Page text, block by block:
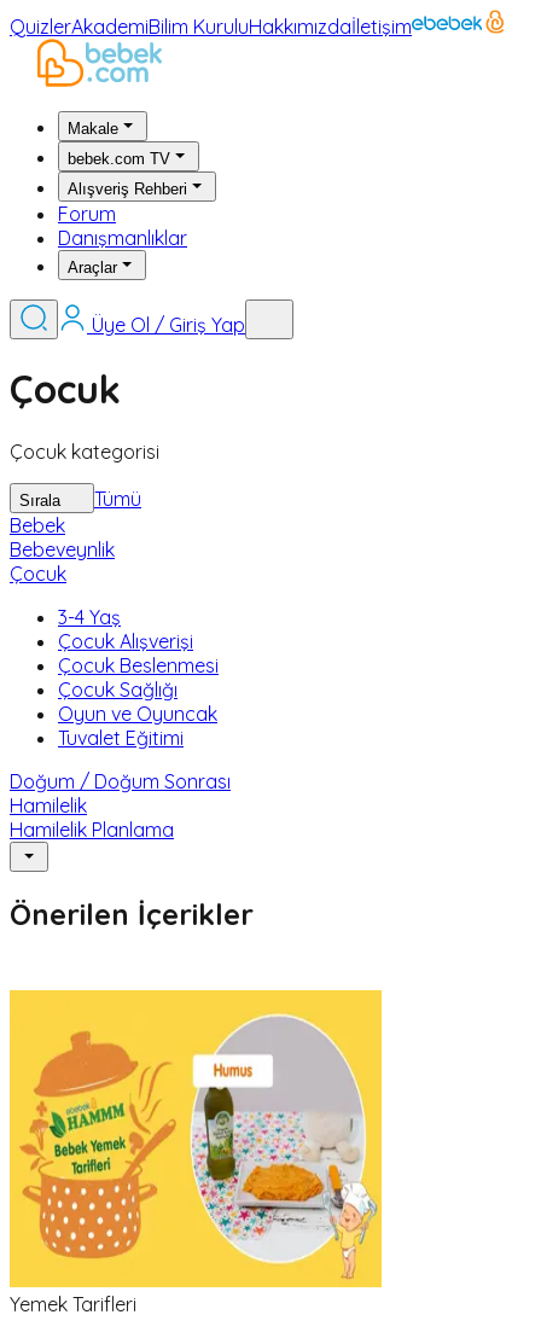
QuizlerAkademiBilim KuruluHakkımızdaİletişim
Makale
bebek.com TV
Alışveriş Rehberi
Forum
Danışmanlıklar
Araçlar
Üye Ol / Giriş Yap
Çocuk
Çocuk kategorisi
Sırala
Tümü
Bebek
Bebeveynlik
Çocuk
3-4 Yaş
Çocuk Alışverişi
Çocuk Beslenmesi
Çocuk Sağlığı
Oyun ve Oyuncak
Tuvalet Eğitimi
Doğum / Doğum Sonrası
Hamilelik
Hamilelik Planlama
Önerilen İçerikler
Yemek Tarifleri